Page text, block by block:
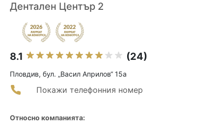
Дентален Център 2
8.1 (24)
Пловдив, бул. „Васил Априлов“ 15a
Покажи телефонния номер
Относно компанията: